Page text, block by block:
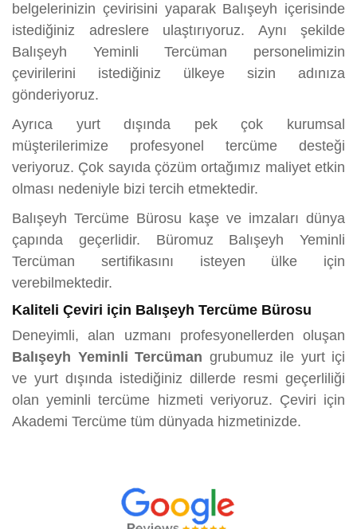
belgelerinizin çevirisini yaparak Balışeyh içerisinde
istediğiniz adreslere ulaştırıyoruz. Aynı şekilde
Balışeyh Yeminli Tercüman personelimizin
çevirilerini istediğiniz ülkeye sizin adınıza
gönderiyoruz.
Ayrıca yurt dışında pek çok kurumsal
müşterilerimize profesyonel tercüme desteği
veriyoruz. Çok sayıda çözüm ortağımız maliyet etkin
olması nedeniyle bizi tercih etmektedir.
Balışeyh Tercüme Bürosu kaşe ve imzaları dünya
çapında geçerlidir. Büromuz Balışeyh Yeminli
Tercüman sertifikasını isteyen ülke için
verebilmektedir.
Kaliteli Çeviri için Balışeyh Tercüme Bürosu
Deneyimli, alan uzmanı profesyonellerden oluşan
Balışeyh Yeminli Tercüman grubumuz ile yurt içi
ve yurt dışında istediğiniz dillerde resmi geçerliliği
olan yeminli tercüme hizmeti veriyoruz. Çeviri için
Akademi Tercüme tüm dünyada hizmetinizde.